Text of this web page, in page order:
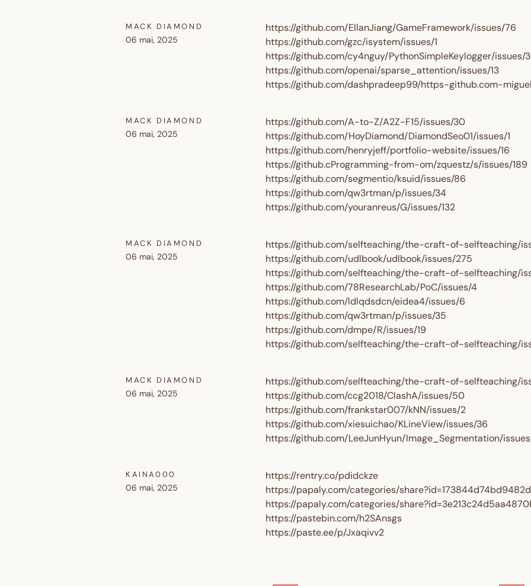
MACK DIAMOND
06 mai, 2025
https://github.com/EllanJiang/GameFramework/issues/76
https://github.com/gzc/isystem/issues/1
https://github.com/cy4nguy/PythonSimpleKeylogger/issues/3
https://github.com/openai/sparse_attention/issues/13
https://github.com/dashpradeep99/https-github.com-
MACK DIAMOND
06 mai, 2025
https://github.com/A-to-Z/A2Z-F15/issues/30
https://github.com/HoyDiamond/DiamondSeo01/issues/1
https://github.com/henryjeff/portfolio-website/issues/16
https://github.cProgramming-from-om/zquestz/s/issues/189
https://github.com/segmentio/ksuid/issues/86
https://github.com/qw3rtman/p/issues/34
https://github.com/youranreus/G/issues/132
MACK DIAMOND
06 mai, 2025
https://github.com/selfteaching/the-craft-of-selfteaching/
https://github.com/udlbook/udlbook/issues/275
https://github.com/selfteaching/the-craft-of-selfteaching/
https://github.com/78ResearchLab/PoC/issues/4
https://github.com/ldlqdsdcn/eidea4/issues/6
https://github.com/qw3rtman/p/issues/35
https://github.com/dmpe/R/issues/19
https://github.com/selfteaching/the-craft-of-selfteaching/
MACK DIAMOND
06 mai, 2025
https://github.com/selfteaching/the-craft-of-selfteaching/
https://github.com/ccg2018/ClashA/issues/50
https://github.com/frankstar007/kNN/issues/2
https://github.com/xiesuichao/KLineView/issues/36
https://github.com/LeeJunHyun/Image_Segmentation/
KAINA000
06 mai, 2025
https://rentry.co/pdidckze
https://papaly.com/categories/
https://papaly.com/categories/
https://pastebin.com/h2SAnsgs
https://paste.ee/p/Jxaqivv2